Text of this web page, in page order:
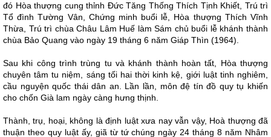
đó Hòa thượng cung thỉnh Đức Tăng Thống Thích Tịnh Khiết, Trú trì
Tổ đình Tường Vân, Chứng minh buổi lễ, Hòa thượng Thích Vĩnh
Thừa, Trú trì chùa Châu Lâm Huế làm Sám chủ buổi lễ khánh thành
chùa Bảo Quang vào ngày 19 tháng 6 năm Giáp Thìn (1964).
Sau khi công trình trùng tu và khánh thành hoàn tất, Hòa thượng
chuyên tâm tu niệm, sáng tối hai thời kinh kệ, giới luật tinh nghiêm,
cầu nguyện quốc thái dân an. Lần lần, môn đệ tín đồ quy tụ khiến
cho chốn Già lam ngày càng hưng thịnh.
Thành, trụ, hoại, không là định luật xưa nay vẫn vậy, Hoà thượng đã
thuận theo quy luật ấy, giã từ tứ chúng ngày 24 tháng 8 năm Nhâm